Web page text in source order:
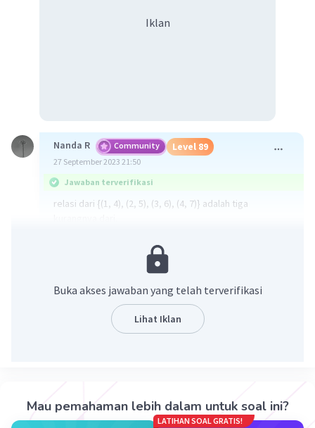
Iklan
Nanda R Community Level 89
27 September 2023 21:50
Jawaban terverifikasi
relasi dari {(1, 4), (2, 5), (3, 6), (4, 7)} adalah tiga
Buka akses jawaban yang telah terverifikasi
Lihat Iklan
Mau pemahaman lebih dalam untuk soal ini?
LATIHAN SOAL GRATIS!